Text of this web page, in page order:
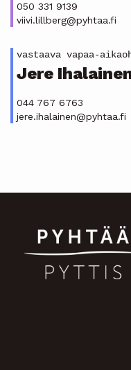
050 331 9139
viivi.lillberg@pyhtaa.fi
vastaava vapaa-
Jere
044 767 6763
jere.ihalainen@pyhtaa.fi